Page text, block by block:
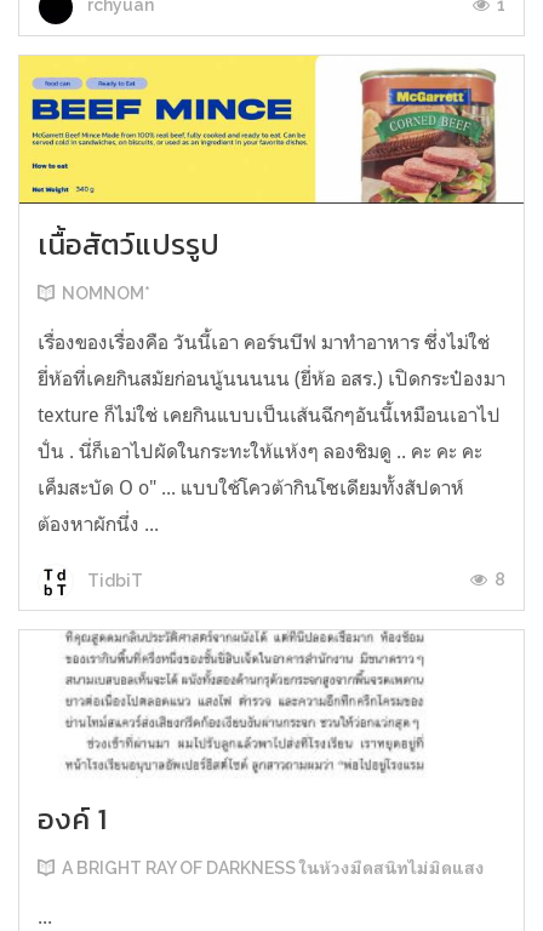
rchyuan 1
เนื้อสัตว์แปรรูป
NOMNOM*
เรื่องของเรื่องคือ วันนี้เอา คอร์นบีฟ มาทำอาหาร ซึ่งไม่ใช่
ยี่ห้อที่เคยกินสมัยก่อนนู้นนนนน (ยี่ห้อ อสร.) เปิดกระป๋องมา
texture ก็ไม่ใช่ เคยกินแบบเป็นเส้นฉีกๆอันนี้เหมือนเอาไป
ปั่น . นี่ก็เอาไปผัดในกระทะให้แห้งๆ ลองชิมดู .. คะ คะ คะ
เค็มสะบัด O o" ... แบบใช้โควต้ากินโซเดียมทั้งสัปดาห์
ต้องหาผักนึ่ง ...
TidbiT 8
องค์ 1
A BRIGHT RAY OF DARKNESS ในห้วงมืดสนิทไม่มิดแสง
...